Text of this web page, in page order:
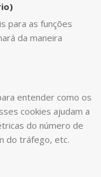
para as funções
da maneira
entender como os
cookies ajudam a
do número de
do tráfego, etc.